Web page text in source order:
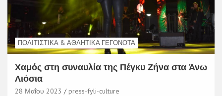
ΠΟΛΙΤΙΣΤΙΚΆ & ΑΘΛΗΤΙΚΆ ΓΕΓΟΝΌΤΑ
Χαμός στη συναυλία της Πέγκυ Ζήνα στα Άνω
Λιόσια
28 Μαΐου 2023 press-fyli-culture